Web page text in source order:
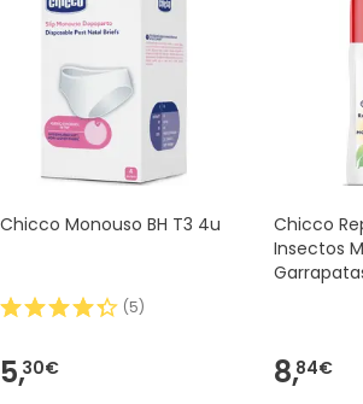
Chicco Monouso BH T3 4u
(5)
5,30€
Chicco
Insectos
8,84€